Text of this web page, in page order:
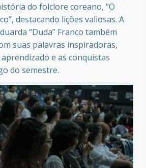
do folclore coreano, “O
destacando lições valiosas. A
“Duda” Franco também
suas palavras inspiradoras,
e as conquistas
do semestre.